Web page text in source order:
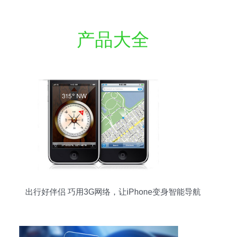
产品大全
出行好伴侣 巧用3G网络，让iPhone变身智能导航